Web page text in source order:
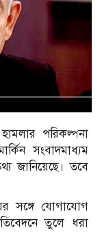
পরিকল্পনা
সংবাদমাধ্যম
জানিয়েছে। তবে
সঙ্গে যোগাযোগ
তুলে ধরা